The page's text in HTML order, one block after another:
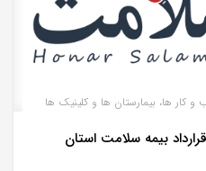
کار ها، بیمارستان ها و کلینیک ها
بیمه سلامت استان